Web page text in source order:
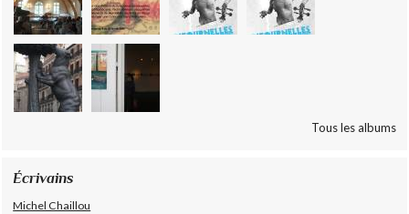
Tous les albums
Écrivains
Michel Chaillou